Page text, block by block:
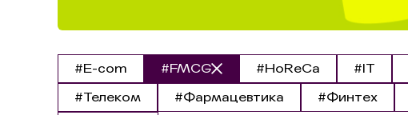
#E-com #FMCG #HoReCa #IT
#Телеком
#Фармацевтика #Финтех